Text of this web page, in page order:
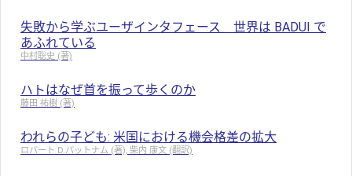
失敗から学ぶユーザインタフェース 世界は BADUI で
あふれている
中村聡史 (著)
ハトはなぜ首を振って歩くのか
藤田 祐樹 (著)
われらの子ども: 米国における機会格差の拡大
ロバート D.パットナム (著), 柴内 康文 (翻訳)